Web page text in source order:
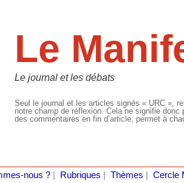
Le
Le journal et les débats
Seul le journal et les articles signés « URC »,
notre champ de réflexion. Cela ne signifie
des commentaires en fin d’article, permet à
nous ?| Rubriques Thèmes Cercle